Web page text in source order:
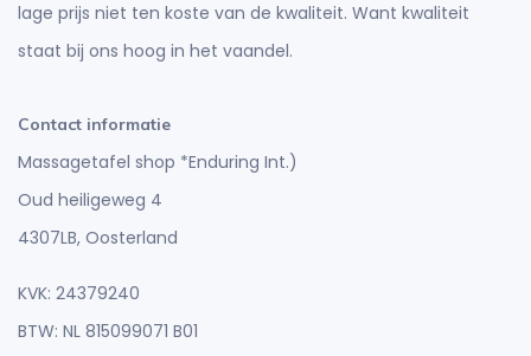
lage prijs niet ten koste van de kwaliteit. Want kwaliteit
staat bij ons hoog in het vaandel.
Contact informatie
Massagetafel shop *Enduring Int.)
Oud heiligeweg 4
4307LB, Oosterland
KVK: 24379240
BTW: NL 815099071 B01